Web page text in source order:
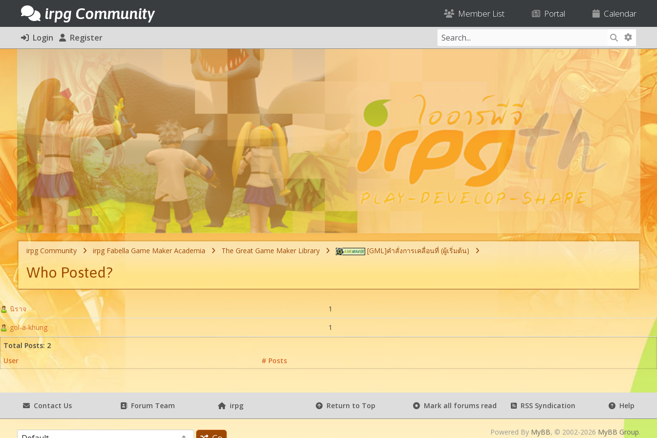
irpg Community Member List Portal Calendar
Login Register
irpg Community irpg Fabella Game Maker Academia The Great Game Maker Library [GML]คำสั่งการเคลื่อนที่ (ผู้เริ่มต้น)
Who Posted?
นิราจ
1
gol-a-khung
1
Total Posts: 2
User
# Posts
Contact Us Forum Team irpg Return to Top Mark all forums read RSS Syndication Help
Powered By MyBB, © 2002-2026 MyBB Group.